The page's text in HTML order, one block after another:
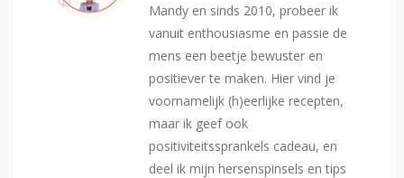
Mandy en sinds 2010, probeer ik
vanuit enthousiasme en passie de
mens een beetje bewuster en
positiever te maken. Hier vind je
voornamelijk (h)eerlijke recepten,
maar ik geef ook
positiviteitssprankels cadeau, en
deel ik mijn hersenspinsels en tips